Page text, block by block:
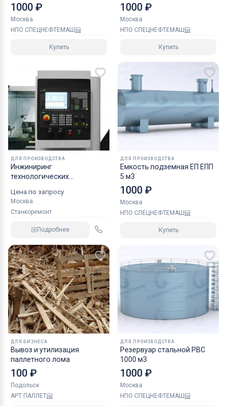
1000 ₽
Москва
НПО СПЕЦНЕФТЕМАШ
Купить
1000 ₽
Москва
НПО СПЕЦНЕФТЕМАШ
Купить
ДЛЯ ПРОИЗВОДСТВА
Инжиниринг
технологических
обработки деталей
Цена по запросу
Москва
Станкоремонт
Подробнее
ДЛЯ ПРОИЗВОДСТВА
Емкость подземная ЕП ЕПП
5 м3
1000 ₽
Москва
НПО СПЕЦНЕФТЕМАШ
Купить
ДЛЯ БИЗНЕСА
Вывоз и утилизация
паллетного лома
100 ₽
Подольск
АРТ ПАЛЛЕТ
ДЛЯ ПРОИЗВОДСТВА
Резервуар стальной РВС
1000 м3
1000 ₽
Москва
НПО СПЕЦНЕФТЕМАШ